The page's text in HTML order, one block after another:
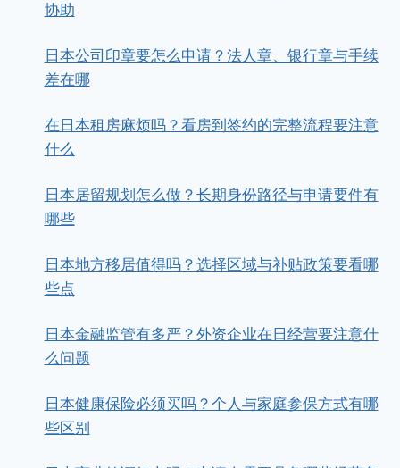
协助
日本公司印章要怎么申请？法人章、银行章与手续
差在哪
在日本租房麻烦吗？看房到签约的完整流程要注意
什么
日本居留规划怎么做？长期身份路径与申请要件有
哪些
日本地方移居值得吗？选择区域与补贴政策要看哪
些点
日本金融监管有多严？外资企业在日经营要注意什
么问题
日本健康保险必须买吗？个人与家庭参保方式有哪
些区别